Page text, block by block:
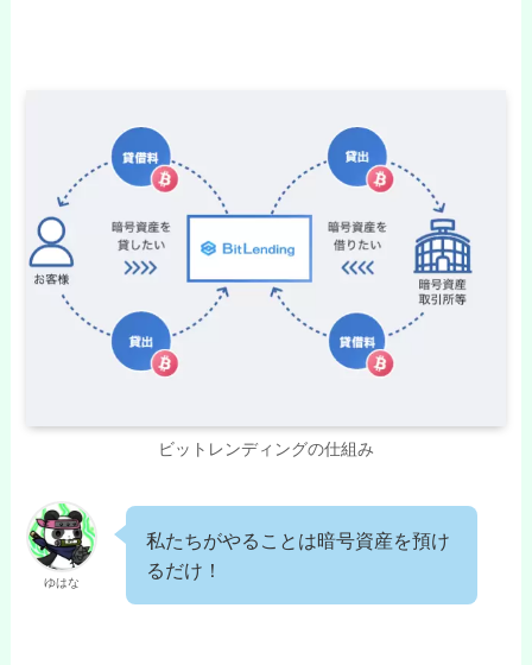
ビットレンディングの仕組み
ゆはな
私たちがやることは暗号資産を預け
るだけ！